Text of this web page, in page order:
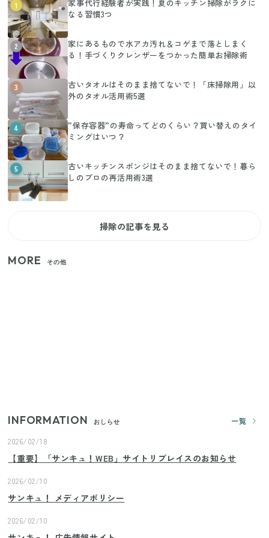
1
家事代行経験者が実践！夏のキッチン掃除がラクに
なる習慣3つ
2
家にあるもので水アカ汚れ＆コゲまで落としまく
る！手づくりクレンザーをつかった簡単お掃除術
3
古いタオルはそのまま捨てないで！「床掃除用」以
外のタオル活用術5選
4
”保存容器”の寿命ってどのくらい？買い替えのタイ
ミングはいつ？
5
古いキッチンスポンジはそのまま捨てないで！暮ら
しのプロの再活用術3選
掃除の記事を見る
MORE その他
INFORMATION おしらせ
一覧
2026/02/18
【重要】「サンキュ！WEB」サイトリプレイスのお知らせ
2026/02/10
サンキュ！ メディアポリシー
2026/02/10